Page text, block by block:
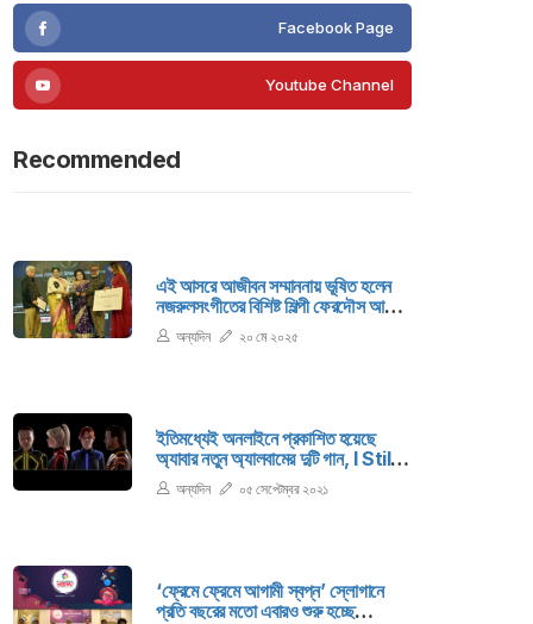
Facebook Page
Youtube Channel
Recommended
এই আসরে আজীবন সম্মাননায় ভূষিত হলেন
নজরুলসংগীতের বিশিষ্ট শিল্পী ফেরদৌস আরা।
এই বৃহৎ আয়োজনে সংগীতের ১৯টি
ক্যাটাগরিতে পুরস্কার প্রদান করা হয়।
অন্যদিন ২০ মে ২০২৫
ইতিমধ্যেই অনলাইনে প্রকাশিত হয়েছে
অ্যাবার নতুন অ্যালবামের দুটি গান, I Still
Have Faith In You এবং Don’t
Shut Me Down.। ‘ভয়েজ’
অন্যদিন ০৫ সেপ্টেম্বর ২০২১
‘ফ্রেমে ফ্রেমে আগামী স্বপ্ন’ স্লোগানে
প্রতি বছরের মতো এবারও শুরু হচ্ছে